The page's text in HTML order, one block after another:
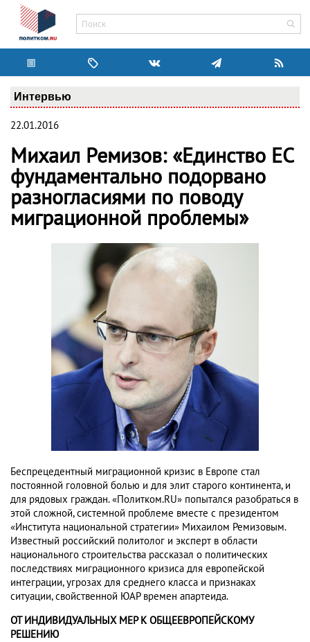
Интервью
22.01.2016
Михаил Ремизов: «Единство ЕС
фундаментально подорвано
разногласиями по поводу
миграционной проблемы»
Беспрецедентный миграционной кризис в Европе стал
постоянной головной болью и для элит старого континента, и
для рядовых граждан. «Политком.RU» попытался разобраться в
этой сложной, системной проблеме вместе с президентом
«Института национальной стратегии» Михаилом Ремизовым.
Известный российский политолог и эксперт в области
национального строительства рассказал о политических
последствиях миграционного кризиса для европейской
интеграции, угрозах для среднего класса и признаках
ситуации, свойственной ЮАР времен апартеида.
ОТ ИНДИВИДУАЛЬНЫХ МЕР К ОБЩЕЕВРОПЕЙСКОМУ
РЕШЕНИЮ